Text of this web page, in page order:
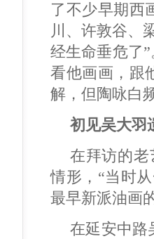
了不少早期西
川、许敦谷、
经生命垂危了
看他画画，跟
解，但陶咏白
初见吴大羽
在拜访的老
情形，“当时
最早新派油画
在延安中路